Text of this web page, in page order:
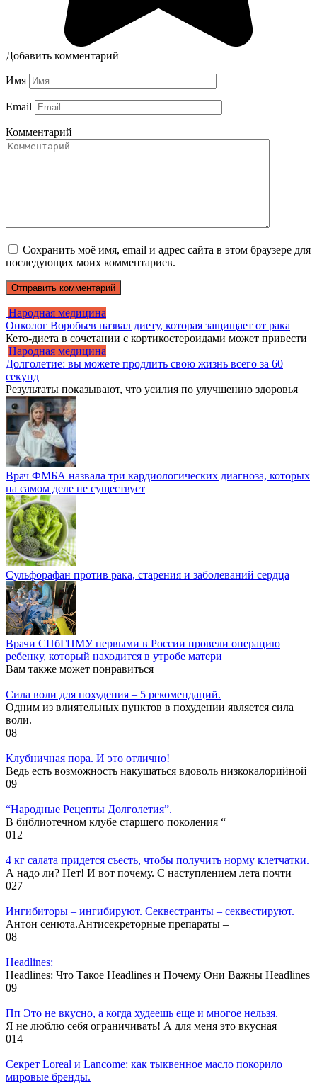
Добавить комментарий
Имя
Email
Комментарий
Сохранить моё имя, email и адрес сайта в этом браузере для
последующих моих комментариев.
Народная медицина
Онколог Воробьев назвал диету, которая защищает от рака
Кето-диета в сочетании с кортикостероидами может привести
Народная медицина
Долголетие: вы можете продлить свою жизнь всего за 60
секунд
Результаты показывают, что усилия по улучшению здоровья
Врач ФМБА назвала три кардиологических диагноза, которых
на самом деле не существует
Сульфорафан против рака, старения и заболеваний сердца
Врачи СПбГПМУ первыми в России провели операцию
ребенку, который находится в утробе матери
Вам также может понравиться
Cила воли для похудения – 5 рекомендаций.
Одним из влиятельных пунктов в похудении является сила
воли.
08
Клубничная пора. И это отлично!
Ведь есть возможность накушаться вдоволь низкокалорийной
09
“Народные Рецепты Долголетия”.
В библиотечном клубе старшего поколения “
012
4 кг салата придется съесть, чтобы получить норму клетчатки.
А надо ли? Нет! И вот почему. С наступлением лета почти
027
Ингибиторы – ингибируют. Секвестранты – секвестируют.
Антон сенюта.Антисекреторные препараты –
08
Headlines:
Headlines: Что Такое Headlines и Почему Они Важны Headlines
09
Пп Это не вкусно, а когда худеешь еще и многое нельзя.
Я не люблю себя ограничивать! А для меня это вкусная
014
Секрет Loreal и Lancome: как тыквенное масло покорило
мировые бренды.